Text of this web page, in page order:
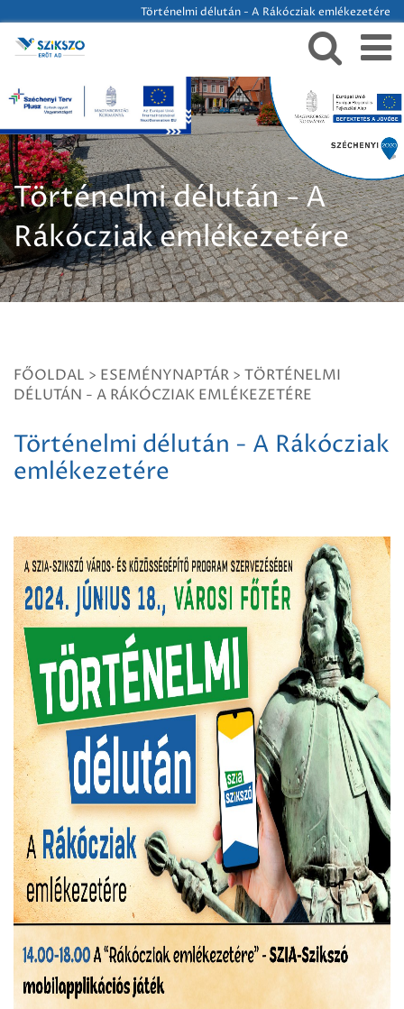
Történelmi délután - A Rákócziak emlékezetére
Történelmi délután - A
Rákócziak emlékezetére
FŐOLDAL > ESEMÉNYNAPTÁR > TÖRTÉNELMI
DÉLUTÁN - A RÁKÓCZIAK EMLÉKEZETÉRE
Történelmi délután - A Rákócziak
emlékezetére